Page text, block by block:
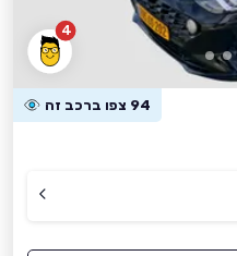
4
94 צפו ברכב זה